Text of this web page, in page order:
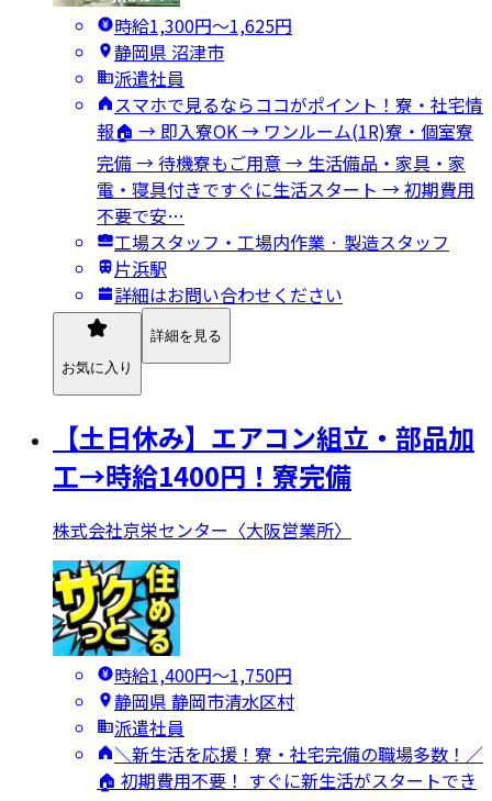
時給1,300円〜1,625円
静岡県 沼津市
派遣社員
スマホで見るならココがポイント！寮・社宅情
報🏠 → 即入寮OK → ワンルーム(1R)寮・個室寮
完備 → 待機寮もご用意 → 生活備品・家具・家
電・寝具付きですぐに生活スタート → 初期費用
不要で安…
工場スタッフ・工場内作業 · 製造スタッフ
片浜駅
詳細はお問い合わせください
お気に入り
詳細を見る
【土日休み】エアコン組立・部品加
工→時給1400円！寮完備
株式会社京栄センター〈大阪営業所〉
時給1,400円〜1,750円
静岡県 静岡市清水区村
派遣社員
＼新生活を応援！寮・社宅完備の職場多数！／
🏠 初期費用不要！ すぐに新生活がスタートでき